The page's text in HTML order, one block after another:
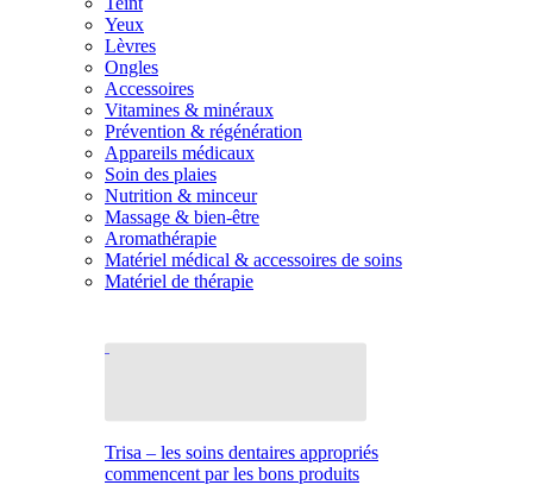
Yeux
Lèvres
Ongles
Accessoires
Vitamines & minéraux
Prévention & régénération
Appareils médicaux
Soin des plaies
Nutrition & minceur
Massage & bien-être
Aromathérapie
Matériel médical & accessoires de soins
Matériel de thérapie
Trisa – les soins dentaires appropriés
commencent par les bons produits